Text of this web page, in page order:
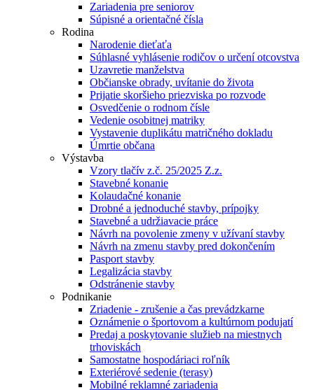
Zariadenia pre seniorov
Súpisné a orientačné čísla
Rodina
Narodenie dieťaťa
Súhlasné vyhlásenie rodičov o určení otcovstva
Uzavretie manželstva
Občianske obrady, uvítanie do života
Prijatie skoršieho priezviska po rozvode
Osvedčenie o rodnom čísle
Vedenie osobitnej matriky
Vystavenie duplikátu matričného dokladu
Úmrtie občana
Výstavba
Vzory tlačív z.č. 25/2025 Z.z.
Stavebné konanie
Kolaudačné konanie
Drobné a jednoduché stavby, prípojky
Stavebné a udržiavacie práce
Návrh na povolenie zmeny v užívaní stavby
Návrh na zmenu stavby pred dokončením
Pasport stavby
Legalizácia stavby
Odstránenie stavby
Podnikanie
Zriadenie - zrušenie a čas prevádzkarne
Oznámenie o športovom a kultúrnom podujatí
Predaj a poskytovanie služieb na miestnych
trhoviskách
Samostatne hospodáriaci roľník
Exteriérové sedenie (terasy)
Mobilné reklamné zariadenia